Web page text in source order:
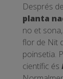
Després
planta
no et
flor de Nit
poinsetia.
científic és